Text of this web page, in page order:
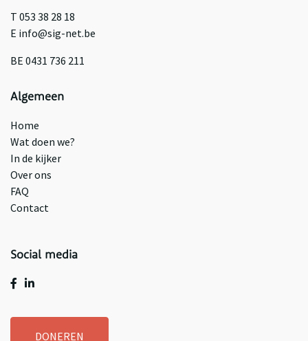
T 053 38 28 18
E info@sig-net.be
BE 0431 736 211
Algemeen
Home
Wat doen we?
In de kijker
Over ons
FAQ
Contact
Social media
DONEREN